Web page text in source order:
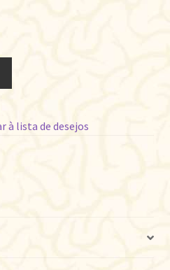
à lista de desejos